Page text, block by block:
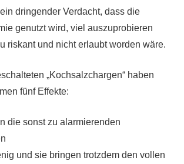
dringender Verdacht, dass die
genutzt wird, viel auszuprobieren
riskant und nicht erlaubt worden wäre.
„Kochsalzchargen“ haben
fünf Effekte:
die sonst zu alarmierenden
und sie bringen trotzdem den vollen